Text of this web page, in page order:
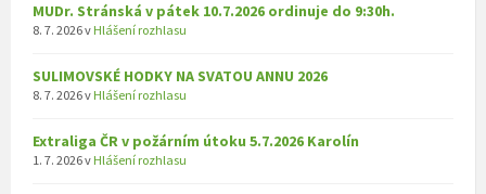
MUDr. Stránská v pátek 10.7.2026 ordinuje do 9:30h.
8. 7. 2026v Hlášení rozhlasu
SULIMOVSKÉ HODKY NA SVATOU ANNU 2026
8. 7. 2026v Hlášení rozhlasu
Extraliga ČR v požárním útoku 5.7.2026 Karolín
1. 7. 2026v Hlášení rozhlasu